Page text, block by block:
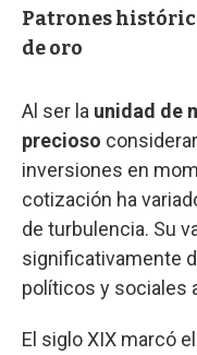
Patrones
de oro
Al ser la unidad de
precioso
inversiones en
cotización ha
de turbulencia. Su
significativamente
políticos y sociales
El siglo XIX marcó